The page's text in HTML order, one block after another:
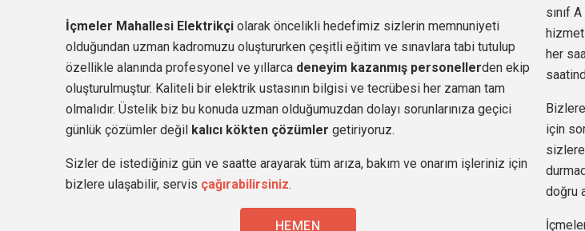
İçmeler Mahallesi Elektrikçi olarak öncelikli hedefimiz sizlerin memnuniyeti
olduğundan uzman kadromuzu oluştururken çeşitli eğitim ve sınavlara tabi tutulup
özellikle alanında profesyonel ve yıllarca deneyim kazanmış personellerden ekip
oluşturulmuştur. Kaliteli bir elektrik ustasının bilgisi ve tecrübesi her zaman tam
olmalıdır. Üstelik biz bu konuda uzman olduğumuzdan dolayı sorunlarınıza geçici
günlük çözümler değil kalıcı kökten çözümler getiriyoruz.
Sizler de istediğiniz gün ve saatte arayarak tüm arıza, bakım ve onarım işleriniz için
bizlere ulaşabilir, servis çağırabilirsiniz.
HEMEN
sınıf
her
için
doğru